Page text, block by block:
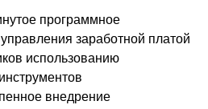
программное
заработной платой
использованию
внедрение